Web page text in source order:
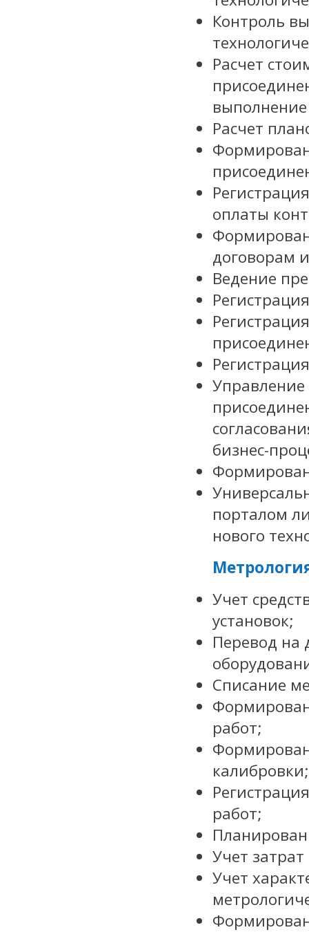
Контроль
Расчет
Расчет
оплаты
договорам
Ведение
Управление
бизнес-
порталом
нового
Учет
установок;
Перевод на
Списание
работ;
калибровки;
работ;
Учет
Учет